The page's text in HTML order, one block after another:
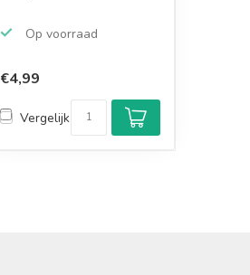
Op voorraad
€4,99
Vergelijk